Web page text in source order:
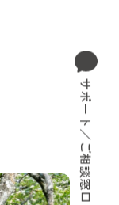
サポート／ご相談窓口